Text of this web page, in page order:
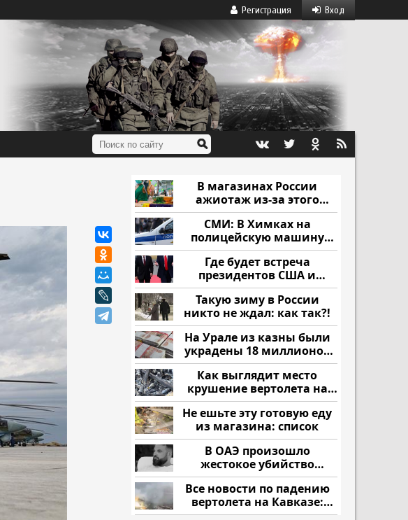
Вход
Регистрация
В магазинах России
ажиотаж из-за этого
продукта: что купить?
СМИ: В Химках на
полицейскую машину
напали и подожгли.
Где будет встреча
президентов США и
России: Европа?
Такую зиму в России
никто не ждал: как так?!
На Урале из казны были
украдены 18 миллионов
рублей
Как выглядит место
крушение вертолета на
Кавказе: смотреть
Не ешьте эту готовую еду
из магазина: список
В ОАЭ произошло
жестокое убийство
криптомиллионера
Все новости по падению
вертолета на Кавказе:
читать здесь